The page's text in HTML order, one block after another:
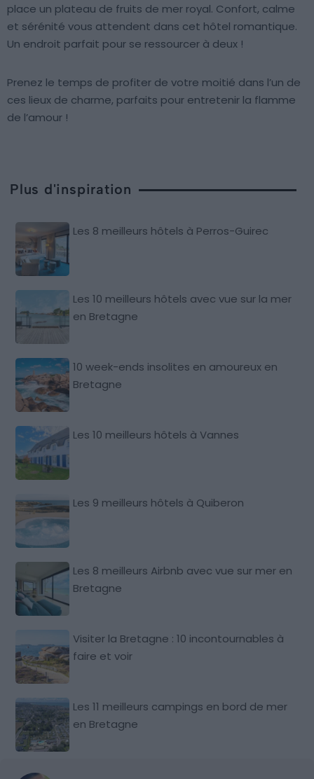
place un plateau de fruits de mer royal. Confort, calme
et sérénité vous attendent dans cet hôtel romantique.
Un endroit parfait pour se ressourcer à deux !
Prenez le temps de profiter de votre moitié dans l’un de
ces lieux de charme, parfaits pour entretenir la flamme
de l’amour !
Plus d'inspiration
Les 8 meilleurs hôtels à Perros-Guirec
Les 10 meilleurs hôtels avec vue sur la mer
en Bretagne
10 week-ends insolites en amoureux en
Bretagne
Les 10 meilleurs hôtels à Vannes
Les 9 meilleurs hôtels à Quiberon
Les 8 meilleurs Airbnb avec vue sur mer en
Bretagne
Visiter la Bretagne : 10 incontournables à
faire et voir
Les 11 meilleurs campings en bord de mer
en Bretagne